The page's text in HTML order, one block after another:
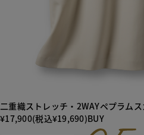
二重織ストレッチ・2WAYペプラム
¥17,900(税込¥19,690)BUY